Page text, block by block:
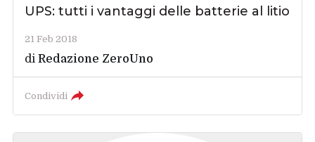
UPS: tutti i vantaggi delle batterie al litio
21 Feb 2018
diRedazione ZeroUno
Condividi